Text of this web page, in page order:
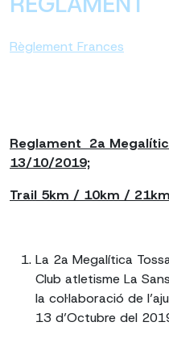
Règlement Frances
Reglament 2a
13/10/2019;
Trail 5km / 10km / 21km
La 2a Megalítica
Club atletisme La
la col·laboració de
13 d’Octubre del